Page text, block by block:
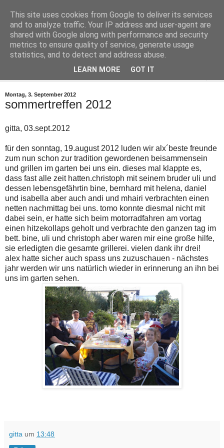
Smiler In The Sky
Für Alex
Montag, 3. September 2012
sommertreffen 2012
gitta, 03.sept.2012
für den sonntag, 19.august 2012 luden wir alx´beste freunde
zum nun schon zur tradition gewordenen beisammensein
und grillen im garten bei uns ein. dieses mal klappte es,
dass fast alle zeit hatten.christoph mit seinem bruder uli und
dessen lebensgefährtin bine, bernhard mit helena, daniel
und isabella aber auch andi und mhairi verbrachten einen
netten nachmittag bei uns. tomo konnte diesmal nicht mit
dabei sein, er hatte sich beim motorradfahren am vortag
einen hitzekollaps geholt und verbrachte den ganzen tag im
bett. bine, uli und christoph aber waren mir eine große hilfe,
sie erledigten die gesamte grillerei. vielen dank ihr drei!
alex hatte sicher auch spass uns zuzuschauen - nächstes
jahr werden wir uns natürlich wieder in erinnerung an ihn bei
uns im garten sehen.
gitta um 13:48
This site uses cookies from Google to deliver its services
and to analyze traffic. Your IP address and user-agent are
shared with Google along with performance and security
metrics to ensure quality of service, generate usage
statistics, and to detect and address abuse.
LEARN MORE GOT IT